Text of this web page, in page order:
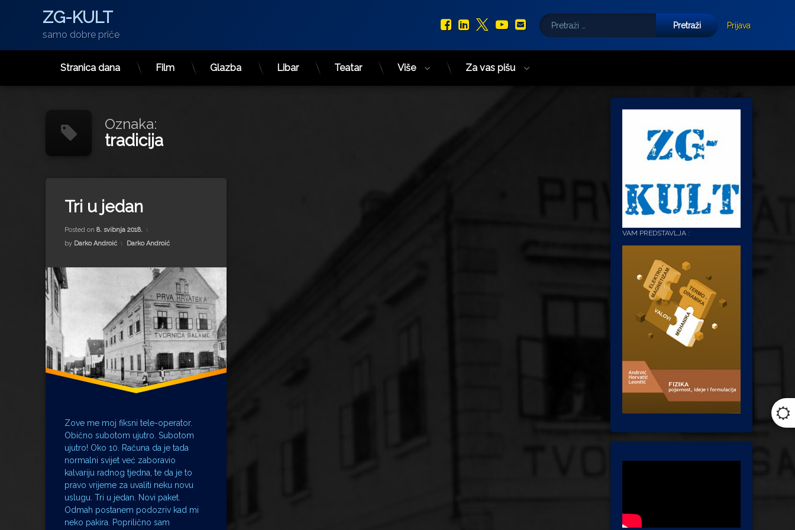
Preskoči
ZG-KULT
samo dobre priče
Facebook
LinkedIn
X.com
YouTube
E-mail
Pretraži:
Prijava
Stranica dana Film Glazba Libar Teatar Više Za vas pišu
Oznaka:
tradicija
Tri u jedan
Posted on 8. svibnja 2018.
by Darko Androić Kategorije:
Darko Androić
Zove me moj fiksni tele-operator.
Obično subotom ujutro. Subotom
ujutro! Oko 10. Računa da je tada
normalni svijet već zaboravio
kalvariju radnog tjedna, te da je to
pravo vrijeme za uvaliti neku novu
uslugu. Tri u jedan. Novi paket.
Odmah postanem podozriv kad mi
neko pakira. Poprilično sam
Gavrilović
Jamnica
Konzum
Ladarice
orvšitelj
Tele operater
tradicija
YuTel
VAM PREDSTAVLJA :